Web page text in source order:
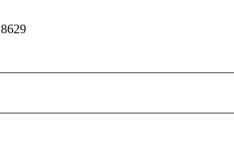
8629